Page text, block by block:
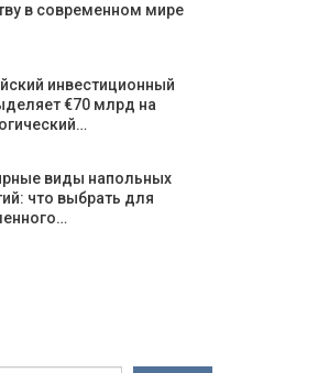
в современном мире
инвестиционный
€70 млрд на
виды напольных
что выбрать для